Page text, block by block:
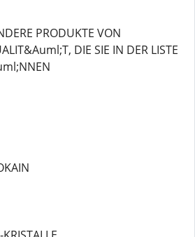
PRODUKTE VON
DIE SIE IN DER LISTE